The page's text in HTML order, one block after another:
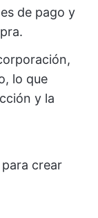
de pago y
lo que
y la
crear